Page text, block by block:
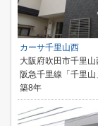
カーサ千里山西
大阪府吹田市千里山
阪急千里線「千里
築8年